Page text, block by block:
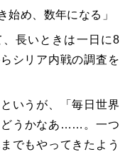
始め、数年になる」
長いときは一日に8
シリア内戦の調査を
いうが、「毎日世界
どうかなあ……。一つ
でもやってきたよう